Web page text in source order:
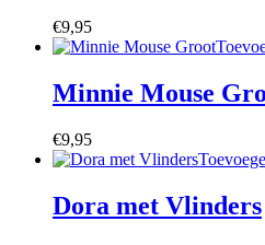
€9,95
Minnie Mouse
€9,95
Dora met Vlinders